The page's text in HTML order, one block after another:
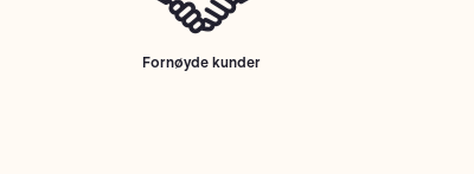
Fornøyde kunder